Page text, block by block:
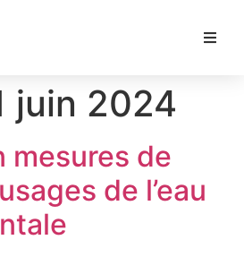
juin 2024
mesures de
de l’eau